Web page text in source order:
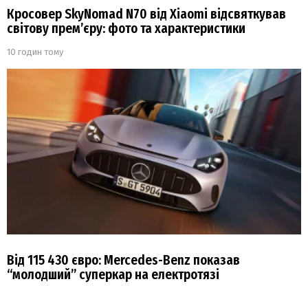
Кросовер SkyNomad N70 від Xiaomi відсвяткував
світову прем’єру: фото та характеристики
10 годин тому
Від 115 430 євро: Mercedes-Benz показав
“молодший” суперкар на електротязі